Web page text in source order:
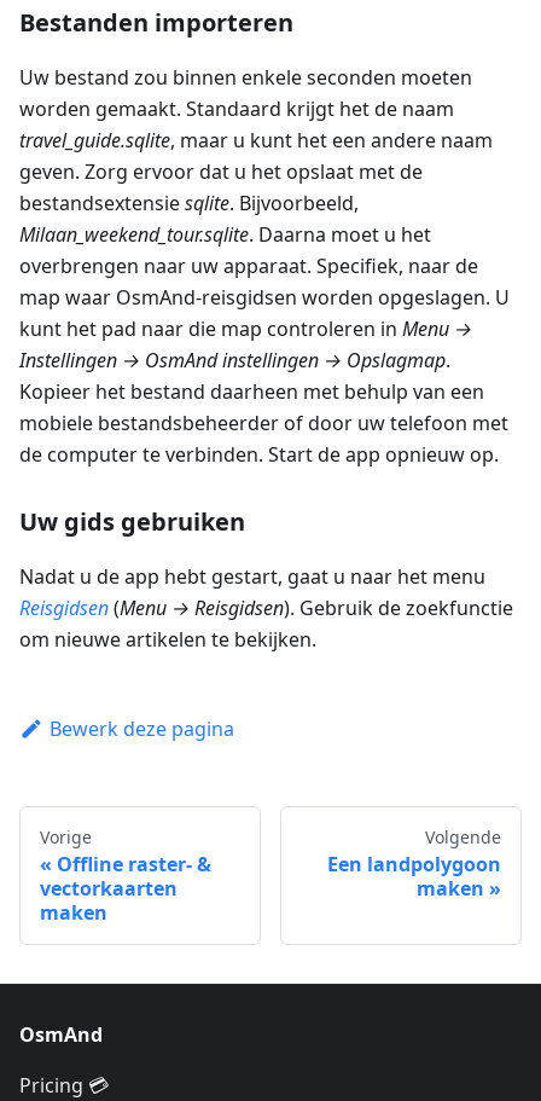
Bestanden importeren
Uw bestand zou binnen enkele seconden moeten
worden gemaakt. Standaard krijgt het de naam
travel_guide.sqlite, maar u kunt het een andere naam
geven. Zorg ervoor dat u het opslaat met de
bestandsextensiesqlite. Bijvoorbeeld,
Milaan_weekend_tour.sqlite. Daarna moet u het
overbrengen naar uw apparaat. Specifiek, naar de
map waar OsmAnd-reisgidsen worden opgeslagen. U
kunt het pad naar die map controleren in Menu →
Instellingen → OsmAnd instellingen → Opslagmap.
Kopieer het bestand daarheen met behulp van een
mobiele bestandsbeheerder of door uw telefoon met
de computer te verbinden. Start de app opnieuw op.
Uw gids gebruiken
Nadat u de app hebt gestart, gaat u naar het menu
Reisgidsen(Menu → Reisgidsen). Gebruik de zoekfunctie
om nieuwe artikelen te bekijken.
Bewerk deze pagina
Vorige
Offline raster- &
vectorkaarten
maken
Volgende
Een landpolygoon
maken
OsmAnd
Pricing 💳